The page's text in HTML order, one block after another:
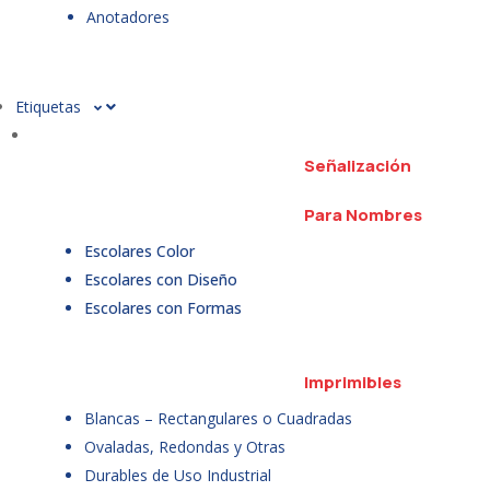
Anotadores
Etiquetas
Señalización
Para Nombres
Escolares Color
Escolares con Diseño
Escolares con Formas
Imprimibles
Blancas – Rectangulares o Cuadradas
Ovaladas, Redondas y Otras
Durables de Uso Industrial